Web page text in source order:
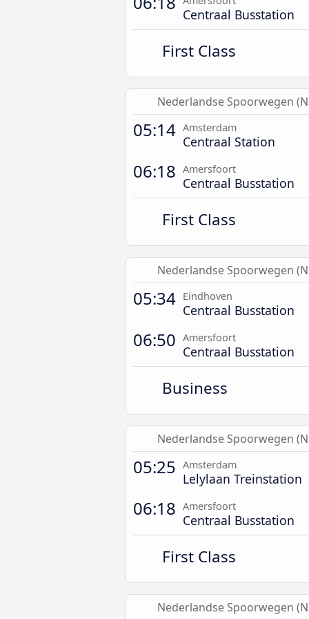
Centraal Busstation
First Class
Nederlandse Spoorwegen
05:14 Amsterdam
Centraal Station
06:18 Amersfoort
Centraal Busstation
First Class
Nederlandse Spoorwegen
05:34 Eindhoven
Centraal Busstation
06:50 Amersfoort
Centraal Busstation
Business
Nederlandse Spoorwegen
05:25 Amsterdam
Lelylaan Treinstation
06:18 Amersfoort
Centraal Busstation
First Class
Nederlandse Spoorwegen